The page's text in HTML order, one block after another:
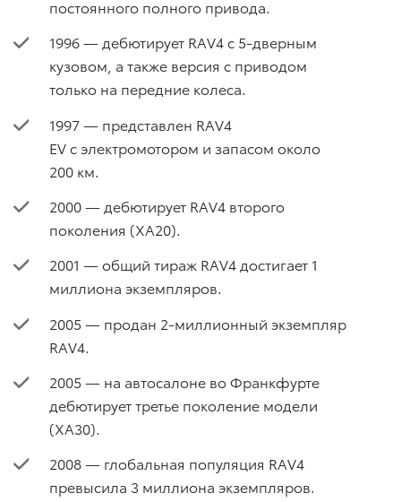
постоянного полного привода.
1996 — дебютирует RAV4 с 5-дверным
кузовом, а также версия с приводом
только на передние колеса.
1997 — представлен RAV4
EV с электромотором и запасом около
200 км.
2000 — дебютирует RAV4 второго
поколения (ХА20).
2001 — общий тираж RAV4 достигает 1
миллиона экземпляров.
2005 — продан 2-миллионный экземпляр
RAV4.
2005 — на автосалоне во Франкфурте
дебютирует третье поколение модели
(XA30).
2008 — глобальная популяция RAV4
превысила 3 миллиона экземпляров.